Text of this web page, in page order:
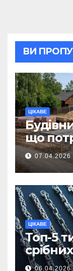
ВИ
ЦІКАВЕ
що
першої
07.04.2026
ЦІКАВЕ
Топ-5
06.04.2026